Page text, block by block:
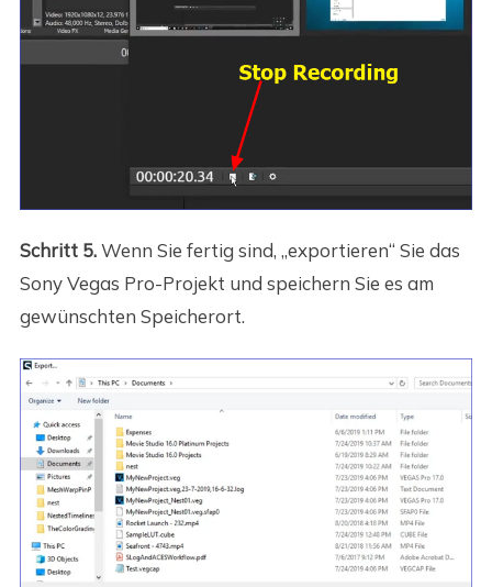
Schritt 5.Wenn Sie fertig sind, „exportieren“ Sie das
Sony Vegas Pro-Projekt und speichern Sie es am
gewünschten Speicherort.